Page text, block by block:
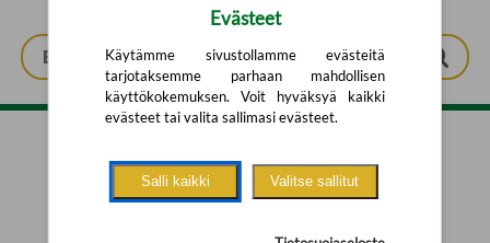
Tarkennettu haku
Evästeet
Käytämme sivustollamme evästeitä
tarjotaksemme parhaan mahdollisen
käyttökokemuksen. Voit hyväksyä kaikki
evästeet tai valita sallimasi evästeet.
Salli kaikki Valitse sallitut